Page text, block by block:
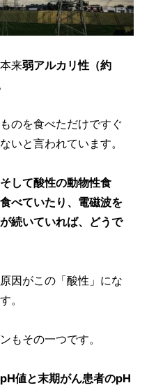
来弱アルカリ性（約
のを食べただけですぐ
いと言われています。
して酸性の動物性食
べていたり、電磁波を
続いていれば、どうで
因がこの「酸性」にな
。
もその一つです。
値と末期がん患者のpH